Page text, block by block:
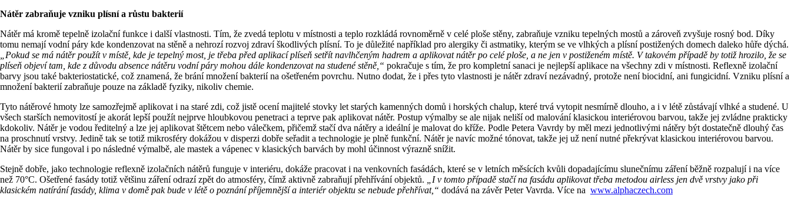
Nátěr zabraňuje vzniku plísní a růstu bakterií
Nátěr má kromě tepelně izolační funkce i další vlastnosti. Tím, že zvedá teplotu v místnosti a teplo rozkládá rovnoměrně v celé ploše stěny, zabraňuje vzniku tepelných mostů a zároveň zvyšuje rosný bod. Díky
tomu nemají vodní páry kde kondenzovat na stěně a nehrozí rozvoj zdraví škodlivých plísní. To je důležité například pro alergiky či astmatiky, kterým se ve vlhkých a plísní postižených domech daleko hůře dýchá.
„Pokud se má nátěr použít v místě, kde je tepelný most, je třeba před aplikací plíseň setřít navlhčeným hadrem a aplikovat nátěr po celé ploše, a ne jen v postiženém místě. V takovém případě by totiž hrozilo, že se
plíseň objeví tam, kde z důvodu absence nátěru vodní páry mohou dále kondenzovat na studené stěně,“ pokračuje s tím, že pro kompletní sanaci je nejlepší aplikace na všechny zdi v místnosti. Reflexně izolační
barvy jsou také bakteriostatické, což znamená, že brání množení bakterií na ošetřeném povrchu. Nutno dodat, že i přes tyto vlastnosti je nátěr zdraví nezávadný, protože není biocidní, ani fungicidní. Vzniku plísní a
množení bakterií zabraňuje pouze na základě fyziky, nikoliv chemie.
Tyto nátěrové hmoty lze samozřejmě aplikovat i na staré zdi, což jistě ocení majitelé stovky let starých kamenných domů i horských chalup, které trvá vytopit nesmírně dlouho, a i v létě zůstávají vlhké a studené. U
všech starších nemovitostí je akorát lepší použít nejprve hloubkovou penetraci a teprve pak aplikovat nátěr. Postup výmalby se ale nijak neliší od malování klasickou interiérovou barvou, takže jej zvládne prakticky
kdokoliv. Nátěr je vodou ředitelný a lze jej aplikovat štětcem nebo válečkem, přičemž stačí dva nátěry a ideální je malovat do kříže. Podle Petera Vavrdy by měl mezi jednotlivými nátěry být dostatečně dlouhý čas
na proschnutí vrstvy. Jedině tak se totiž mikrosféry dokážou v disperzi dobře seřadit a technologie je plně funkční. Nátěr je navíc možné tónovat, takže jej už není nutné překrývat klasickou interiérovou barvou.
Nátěr by sice fungoval i po následné výmalbě, ale mastek a vápenec v klasických barvách by mohl účinnost výrazně snížit.
Stejně dobře, jako technologie reflexně izolačních nátěrů funguje v interiéru, dokáže pracovat i na venkovních fasádách, které se v letních měsících kvůli dopadajícímu slunečnímu záření běžně rozpalují i na více
než 70°C. Ošetřené fasády totiž většinu záření odrazí zpět do atmosféry, čímž aktivně zabraňují přehřívání objektů.
„I v tomto případě stačí na fasádu aplikovat třeba metodou airless jen dvě vrstvy jako při
klasickém natírání fasády, klima v domě pak bude v létě o poznání příjemnější a interiér objektu se nebude přehřívat,“ dodává na závěr Peter Vavrda. Více na www.alphaczech.com